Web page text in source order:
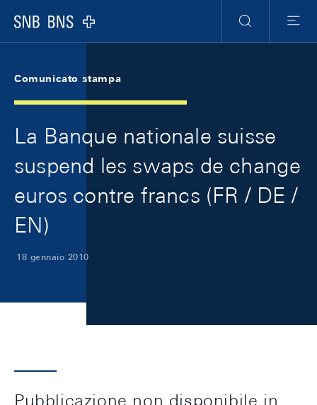
Logo
Ricerca
Menu
Comunicato stampa
La Banque nationale suisse
suspend les swaps de change
euros contre francs (FR / DE /
EN)
18 gennaio 2010
Pubblicazione non disponibile in